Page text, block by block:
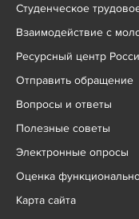
Студенческое
Взаимодействие с
Ресурсный центр
Отправить обращение
Вопросы и ответы
Полезные советы
Электронные опросы
Оценка
Карта сайта